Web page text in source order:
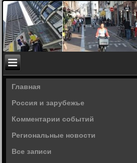
Главная
Россия и зарубежье
Комментарии событий
Региональные новости
Все записи